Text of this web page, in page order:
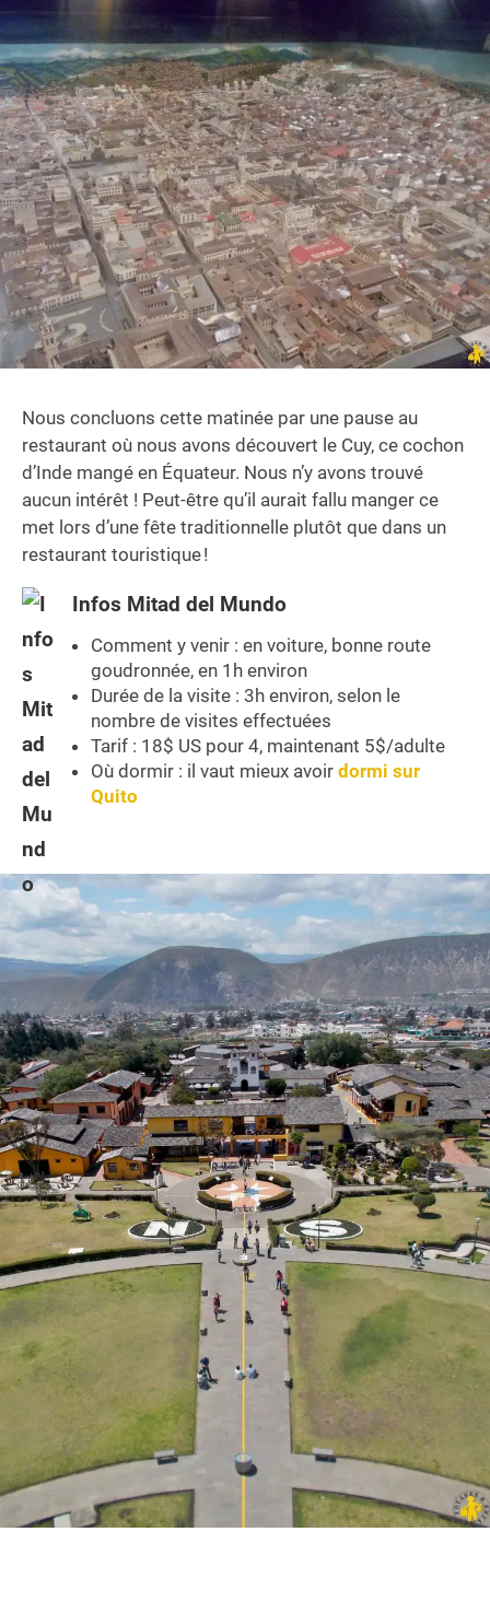
Nous concluons cette matinée par une pause au
restaurant où nous avons découvert le Cuy, ce cochon
d’Inde mangé en Équateur. Nous n’y avons trouvé
aucun intérêt ! Peut-être qu’il aurait fallu manger ce
met lors d’une fête traditionnelle plutôt que dans un
restaurant touristique !
Infos Mitad del Mundo
Comment y venir : en voiture, bonne route
goudronnée, en 1h environ
Durée de la visite : 3h environ, selon le
nombre de visites effectuées
Tarif : 18$ US pour 4, maintenant 5$/adulte
Où dormir : il vaut mieux avoir dormi sur
Quito